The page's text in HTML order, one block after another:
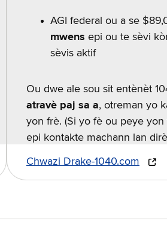
AGI federal ou a se
mwens epi ou te sèvi
sèvis aktif
Ou dwe ale sou sit entènèt
atravè paj sa a, otreman yo
yon frè. (Si yo fè ou peye yon
epi kontakte machann lan
Chwazi Drake-1040.com